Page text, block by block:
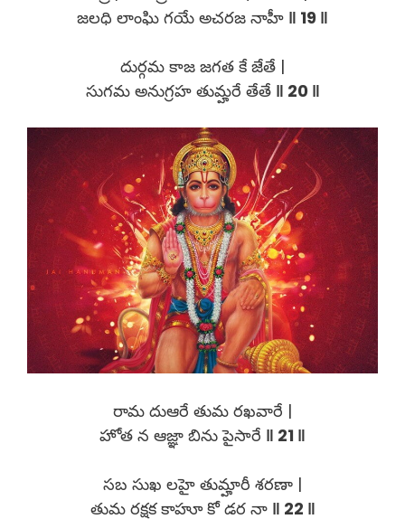
జలధి లాంఘి గయే అచరజ నాహీ ‖ 19 ‖
దుర్గమ కాజ జగత కే జేతే |
సుగమ అనుగ్రహ తుమ్హరే తేతే ‖ 20 ‖
రామ దుఆరే తుమ రఖవారే |
హోత న ఆజ్ఞా బిను పైసారే ‖ 21 ‖
సబ సుఖ లహై తుమ్హారీ శరణా |
తుమ రక్షక కాహూ కో డర నా ‖ 22 ‖